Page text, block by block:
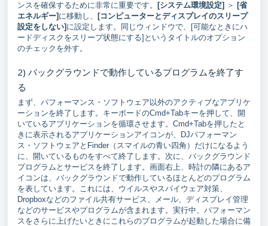
ンスを確保するために非常に重要です。
[システム環境設定] ＞ [省
エネルギー] に移動し、 [コンピューターとディスプレイのスリープ
設定をしない] に設定します。同じウィンドウで、[可能なときにハ
ードディスクをスリープ状態にする]というタイトルのオプション
のチェックを外す。
2) バックグラウンドで動作しているプログラムを終了す
る
まず、パフォーマンス・ソフトウェア以外のアクティブなアプリケ
ーションを終了します。キーボードのCmd+Tabキーを押して、開
いているアプリケーションを循環させます。Cmd+Tabを押したと
きに表示されるアプリケーションアイコンが、DJパフォーマン
ス・ソフトウェアとFinder（スマイルの青い四角）だけになるよう
に、開いているものをすべて終了します。次に、バックグラウンド
プログラムとサービスを終了します。画面右上、時計の隣にあるア
イコンは、バックグラウンドで動作しているほとんどのプログラム
を表しています。これには、ウイルスやスパイウェア対策、
Dropboxなどのファイル共有サービス、メール、ディスプレイ管理
などのサービスやプログラムが含まれます。実行中、パフォーマン
スをさらに上げたいときにこれらのプログラムが起動した場合に備